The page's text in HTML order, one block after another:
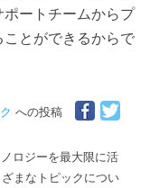
ートチームからプ
とができるからで
への投稿
ロジーを最大限に活
まなトピックについ